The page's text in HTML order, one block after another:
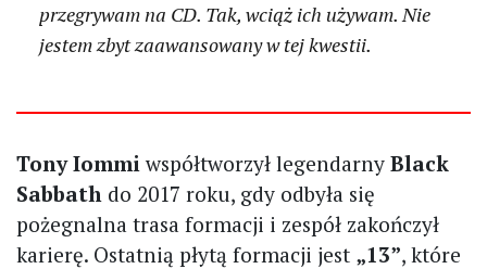
przegrywam na CD. Tak, wciąż ich używam. Nie
jestem zbyt zaawansowany w tej kwestii.
Tony Iommi współtworzył legendarny Black
Sabbath do 2017 roku, gdy odbyła się
pożegnalna trasa formacji i zespół zakończył
karierę. Ostatnią płytą formacji jest „13”, które